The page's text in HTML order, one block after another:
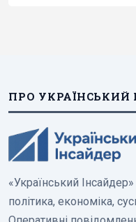
ПРО УКРАЇНСЬКИЙ
«Український
політика, економіка,